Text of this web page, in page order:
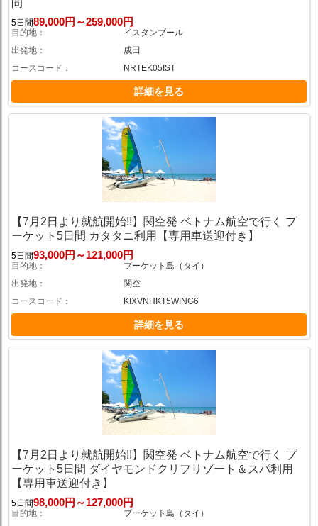
5日間89,000円～259,000円
目的地
イスタンブール
出発地
成田
コースコード
NRTEK05IST
詳細を見る
【7月2日より就航開始!!】関空発 ベトナム航空で行く プ
ーケット5日間 カタタニ利用【専用車送迎付き】
5日間93,000円～121,000円
目的地
プーケット島（タイ）
出発地
関空
コースコード
KIXVNHKT5WING6
詳細を見る
【7月2日より就航開始!!】関空発 ベトナム航空で行く プ
ーケット5日間 ダイヤモンドクリフリゾート＆スパ利用
【専用車送迎付き】
5日間98,000円～127,000円
目的地
プーケット島（タイ）